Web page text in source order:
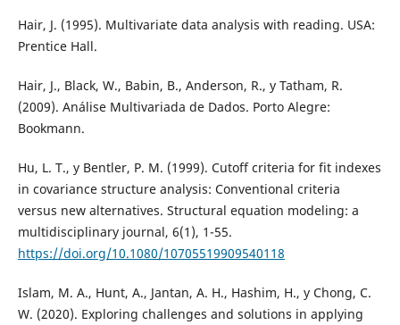
Hair, J. (1995). Multivariate data analysis with reading. USA:
Prentice Hall.
Hair, J., Black, W., Babin, B., Anderson, R., y Tatham, R.
(2009). Análise Multivariada de Dados. Porto Alegre:
Bookmann.
Hu, L. T., y Bentler, P. M. (1999). Cutoff criteria for fit indexes
in covariance structure analysis: Conventional criteria
versus new alternatives. Structural equation modeling: a
multidisciplinary journal, 6(1), 1-55.
https://doi.org/10.1080/10705519909540118
Islam, M. A., Hunt, A., Jantan, A. H., Hashim, H., y Chong, C.
W. (2020). Exploring challenges and solutions in applying